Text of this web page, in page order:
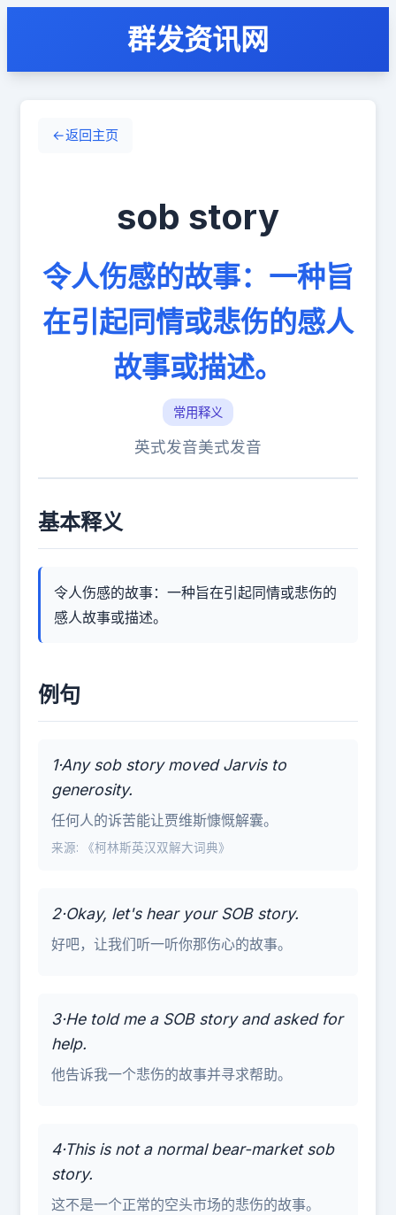
群发资讯网
←返回主页
sob story
令人伤感的故事：一种旨
在引起同情或悲伤的感人
故事或描述。
常用释义
英式发音美式发音
基本释义
令人伤感的故事：一种旨在引起同情或悲伤的
感人故事或描述。
例句
1·Any sob story moved Jarvis to
generosity.
任何人的诉苦能让贾维斯慷慨解囊。
来源: 《柯林斯英汉双解大词典》
2·Okay, let's hear your SOB story.
好吧，让我们听一听你那伤心的故事。
3·He told me a SOB story and asked for
help.
他告诉我一个悲伤的故事并寻求帮助。
4·This is not a normal bear-market sob
story.
这不是一个正常的空头市场的悲伤的故事。